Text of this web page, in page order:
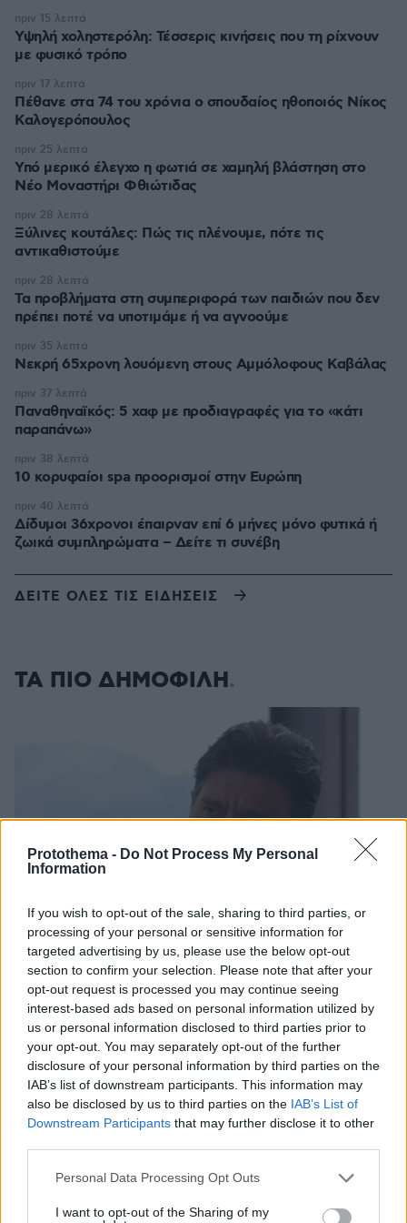
Protothema - Do Not Process My Personal
Information
If you wish to opt-out of the sale, sharing to third parties, or
processing of your personal or sensitive information for
targeted advertising by us, please use the below opt-out
section to confirm your selection. Please note that after your
opt-out request is processed you may continue seeing
interest-based ads based on personal information utilized by
us or personal information disclosed to third parties prior to
your opt-out. You may separately opt-out of the further
disclosure of your personal information by third parties on the
IAB’s list of downstream participants. This information may
also be disclosed by us to third parties on the IAB’s List of
Downstream Participants that may further disclose it to other
Please note that this website/app uses one or more Google
not limited to your visit or usage behaviour. You may click to
Personal Data Processing Opt Outs
I want to opt-out of the Sharing of my
Υψηλή χοληστερόλη: Τέσσερις κινήσεις που τη ρίχνουν
με φυσικό τρόπο
πριν 15 λεπτά
Πέθανε στα 74 του χρόνια ο σπουδαίος ηθοποιός Νίκος
Καλογερόπουλος
πριν 17 λεπτά
Υπό μερικό έλεγχο η φωτιά σε χαμηλή βλάστηση στο
Νέο Μοναστήρι Φθιώτιδας
πριν 25 λεπτά
Ξύλινες κουτάλες: Πώς τις πλένουμε, πότε τις
αντικαθιστούμε
πριν 28 λεπτά
Τα προβλήματα στη συμπεριφορά των παιδιών που δεν
πρέπει ποτέ να υποτιμάμε ή να αγνοούμε
πριν 28 λεπτά
Νεκρή 65χρονη λουόμενη στους Αμμόλοφους Καβάλας
πριν 35 λεπτά
Παναθηναϊκός: 5 χαφ με προδιαγραφές για το «κάτι
παραπάνω»
πριν 37 λεπτά
10 κορυφαίοι spa προορισμοί στην Ευρώπη
πριν 38 λεπτά
Δίδυμοι 36χρονοι έπαιρναν επί 6 μήνες μόνο φυτικά ή
ζωικά συμπληρώματα – Δείτε τι συνέβη
πριν 40 λεπτά
ΔΕΙΤΕ ΟΛΕΣ ΤΙΣ ΕΙΔΗΣΕΙΣ
ΤΑ ΠΙΟ ΔΗΜΟΦΙΛΗ
Γιαννακόπουλος για Ολυμπιακό: «Πριν 10 χρόνια
Ομπράντοβιτς και Αγγελόπουλους
09.08.2026, 18:32